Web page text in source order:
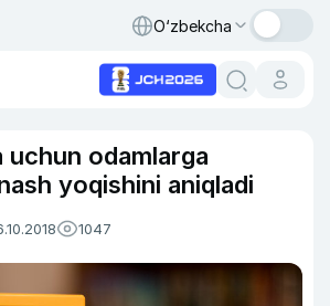
O‘zbekcha
uchun odamlarga
yoqishini aniqladi
1047